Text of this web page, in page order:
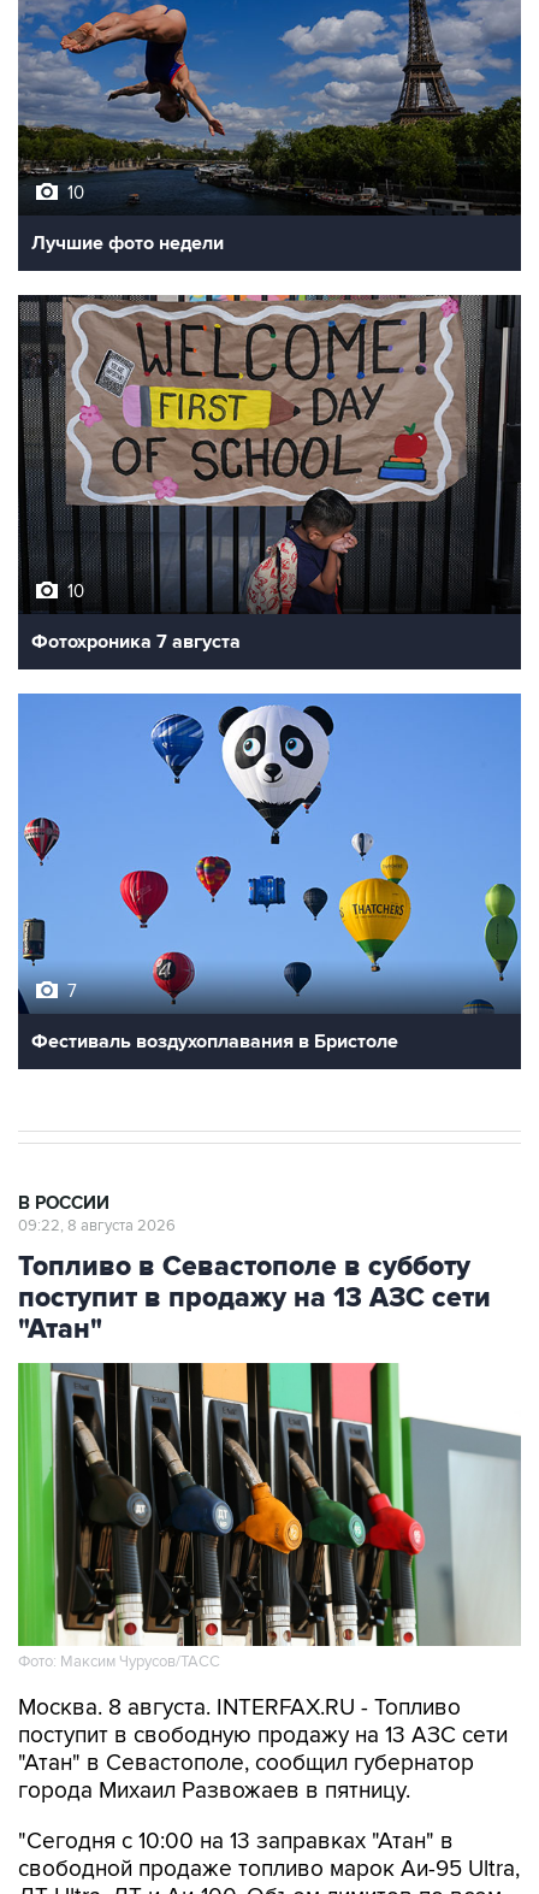
10
Лучшие фото недели
10
Фотохроника 7 августа
7
Фестиваль воздухоплавания в Бристоле
В РОССИИ
09:22, 8 августа 2026
Топливо в Севастополе в субботу
поступит в продажу на 13 АЗС сети
"Атан"
Фото: Максим Чурусов/ТАСС
Москва. 8 августа. INTERFAX.RU - Топливо
поступит в свободную продажу на 13 АЗС сети
"Атан" в Севастополе, сообщил губернатор
города Михаил Развожаев в пятницу.
"Сегодня с 10:00 на 13 заправках "Атан" в
свободной продаже топливо марок Аи-95 Ultra,